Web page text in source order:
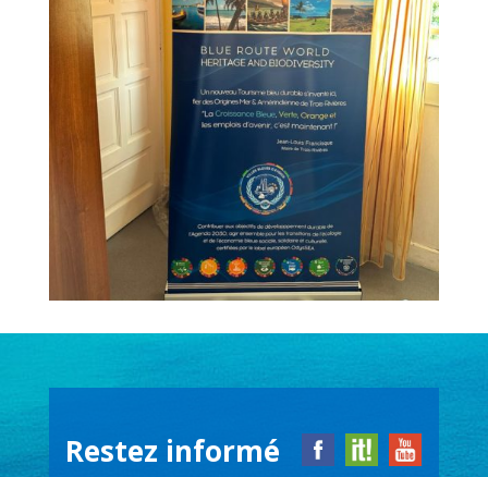
Restez informé